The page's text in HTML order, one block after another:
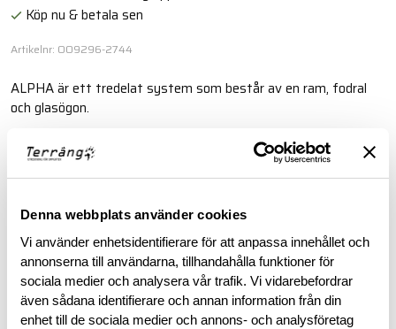
Denna webbplats använder cookies
Vi använder enhetsidentifierare för att anpassa innehållet och
annonserna till användarna, tillhandahålla funktioner för
sociala medier och analysera vår trafik. Vi vidarebefordrar
även sådana identifierare och annan information från din
enhet till de sociala medier och annons- och analysföretag
Köp nu & betala sen
Artikelnr: OO9296-2744
ALPHA är ett tredelat system som består av en ram, fodral
och glasögon.
Läs mer
BESKRIVNING
RECENSIONER
OM VARUMÄRKET